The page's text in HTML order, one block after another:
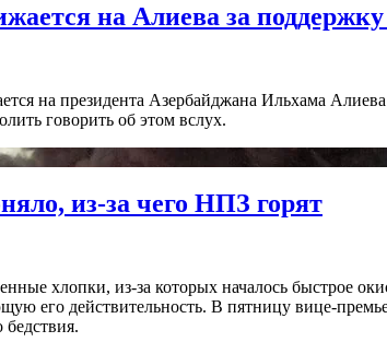
на Алиева за
на президента Азербайджана Ильхама
говорить об этом вслух.
из-за чего НПЗ горят
хлопки, из-за которых началось быстрое
его действительность. В пятницу вице-